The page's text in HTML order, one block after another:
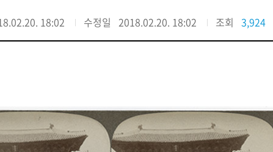
18:02 수정일 2018.02.20. 18:02 조회 3,924